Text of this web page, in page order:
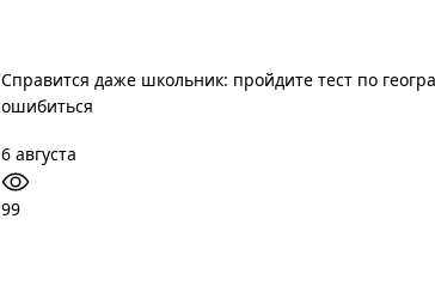
Справится даже школьник: пройдите тест по
ошибиться
6 августа
99